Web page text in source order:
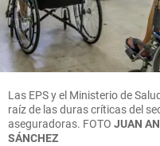
Las EPS y el Ministerio de
raíz de las duras críticas del
aseguradoras. FOTO JUAN
SÁNCHEZ